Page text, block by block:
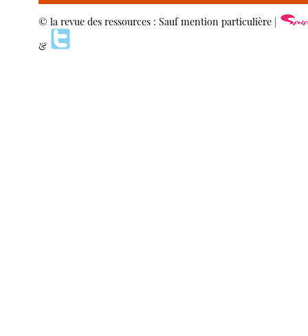
© la revue des ressources : Sauf mention particulière |
&